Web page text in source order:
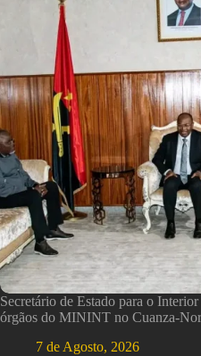
Secretário de Estado para o
órgãos do MININT no Cuanza-
7 de Agosto, 2026